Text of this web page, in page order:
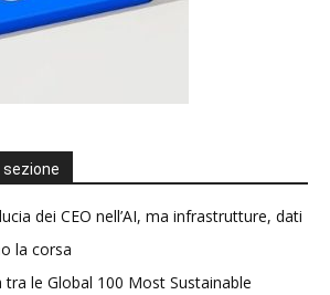
dei CEO nell’AI, ma infrastrutture, dati
la corsa
tra le Global 100 Most Sustainable